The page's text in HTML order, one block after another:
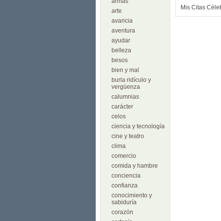
arte
avaricia
aventura
ayudar
belleza
besos
bien y mal
burla ridículo y
vergüenza
calumnias
carácter
celos
ciencia y tecnología
cine y teatro
clima
comercio
comida y hambre
conciencia
confianza
conocimiento y
sabiduría
corazón
Mis Citas